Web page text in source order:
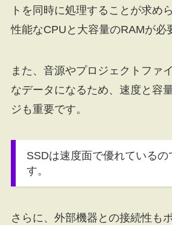
トを同時に処理することが求め
性能なCPUと大容量のRAMが必
また、音源やプロジェクトファ
なデータになるため、速度と容
ジも重要です。
SSDは速度面で優れている
す。
さらに、外部機器との接続性も